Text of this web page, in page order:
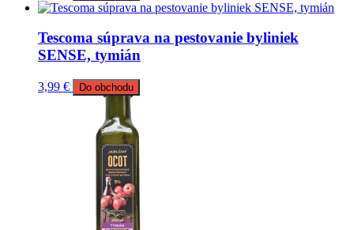
Tescoma súprava na pestovanie byliniek
SENSE, tymián
3,99 € Do obchodu